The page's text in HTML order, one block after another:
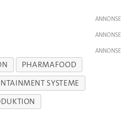
PHARMAFOOD
SYSTEME